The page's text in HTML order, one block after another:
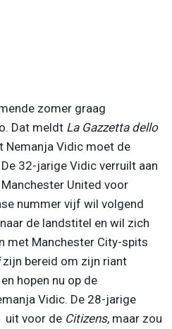
zomer graag
Dat meldt La Gazzetta dello
Nemanja Vidic moet de
32-jarige Vidic verruilt aan
United voor
nummer vijf wil volgend
de landstitel en wil zich
met Manchester City-spits
zijn bereid om zijn riant
hopen nu op de
Vidic. De 28-jarige
uit voor de Citizens, maar zou